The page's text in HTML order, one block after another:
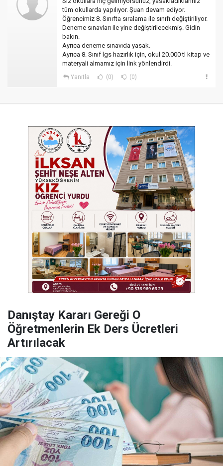
tüm okullarda yapılıyor. Şuan devam ediyor.
Öğrencimiz 8. Sınıfta sıralama ile sınıfı değiştiriliyor.
Deneme sınavları ile yine değiştirilecekmiş. Gidin
bakın.
Ayrıca deneme sınavıda yasak.
Ayrıca 8. Sınıf lgs hazırlık için, okul 20.000 tl kitap ve
materyali almamız için link yönlendirdi.
Yanıtla (0) (0)
Danıştay Kararı Gereği O
Öğretmenlerin Ek Ders Ücretleri
Artırılacak